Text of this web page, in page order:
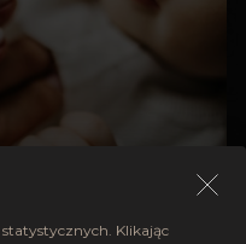
Klikając